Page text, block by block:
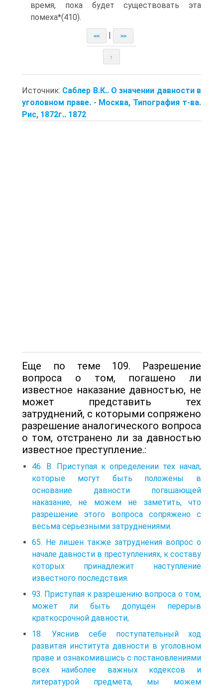
время, пока будет существовать эта
помеха*(410).
<< >>
↑
Источник: Саблер В.К.. О значении давности в
уголовном праве. - Москва, Типография т-ва.
Рис, 1872г.. 1872
Еще по теме 109. Разрешение
вопроса о том, погашено ли
известное наказание давностью, не
может представить тех
затруднений, с которыми сопряжено
разрешение аналогического вопроса
о том, отстранено ли за давностью
известное преступление.:
46. В. Приступая к определении тех начал,
которые могут быть положены в
основание давности погашающей
наказание, не можем не заметить, что
разрешение этого вопроса сопряжено с
весьма серьезными затруднениями.
65. Не лишен также затруднения вопрос о
начале давности в преступлениях, к составу
которых принадлежит наступление
известного последствия.
93. Приступая к разрешению вопроса о том,
может ли быть допущен перерыв
краткосрочной давности,
18. Уяснив себе поступательный ход
развитая института давности в уголовном
праве и ознакомившись с постановлениями
всех наиболее важных кодексов и
литературой предмета, мы можем